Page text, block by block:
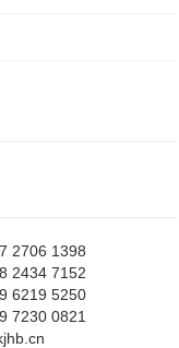
2706 1398
2434 7152
6219 5250
7230 0821